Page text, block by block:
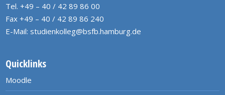
Tel. +49 – 40 / 42 89 86 00
Fax +49 – 40 / 42 89 86 240
E-Mail: studienkolleg@bsfb.hamburg.de
Quicklinks
Moodle